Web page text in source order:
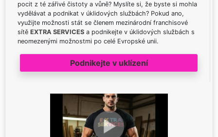
pocit z té zářivé čistoty a vůně? Myslíte si, že byste si mohla
vydělávat a podnikat v úklidových službách? Pokud ano,
využijte možnosti stát se členem mezinárodní franchisové
sítě EXTRA SERVICES a podnikejte v úklidových službách s
neomezenými možnostmi po celé Evropské unii.
Podnikejte v uklízení